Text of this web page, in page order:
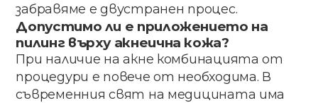
забравяме е двустранен процес.
Допустимо​ ​ли​ ​е​ ​приложението​ ​на​ ​
пилинг​ ​върху акнеична​ кожа​?
При наличие на акне комбинацията от
процедури е повече от необходима. В
съвременния свят на медицината има